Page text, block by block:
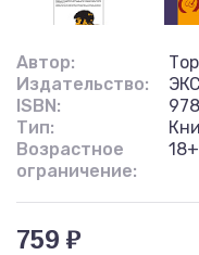
Автор:
Издательство:
ISBN:
Тип:
Возрастное
ограничение:
18+
759 ₽